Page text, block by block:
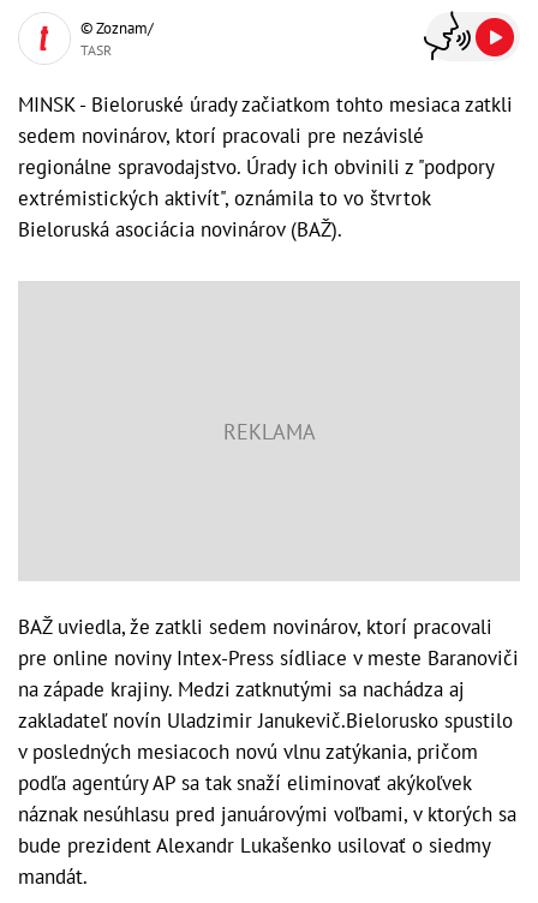
© Zoznam/
TASR
MINSK - Bieloruské úrady začiatkom tohto mesiaca zatkli
sedem novinárov, ktorí pracovali pre nezávislé
regionálne spravodajstvo. Úrady ich obvinili z "podpory
extrémistických aktivít", oznámila to vo štvrtok
Bieloruská asociácia novinárov (BAŽ).
BAŽ uviedla, že zatkli sedem novinárov, ktorí pracovali
pre online noviny Intex-Press sídliace v meste Baranoviči
na západe krajiny. Medzi zatknutými sa nachádza aj
zakladateľ novín Uladzimir Janukevič.Bielorusko spustilo
v posledných mesiacoch novú vlnu zatýkania, pričom
podľa agentúry AP sa tak snaží eliminovať akýkoľvek
náznak nesúhlasu pred januárovými voľbami, v ktorých sa
bude prezident Alexandr Lukašenko usilovať o siedmy
mandát.